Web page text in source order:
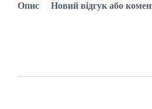
Опис Новий відгук або